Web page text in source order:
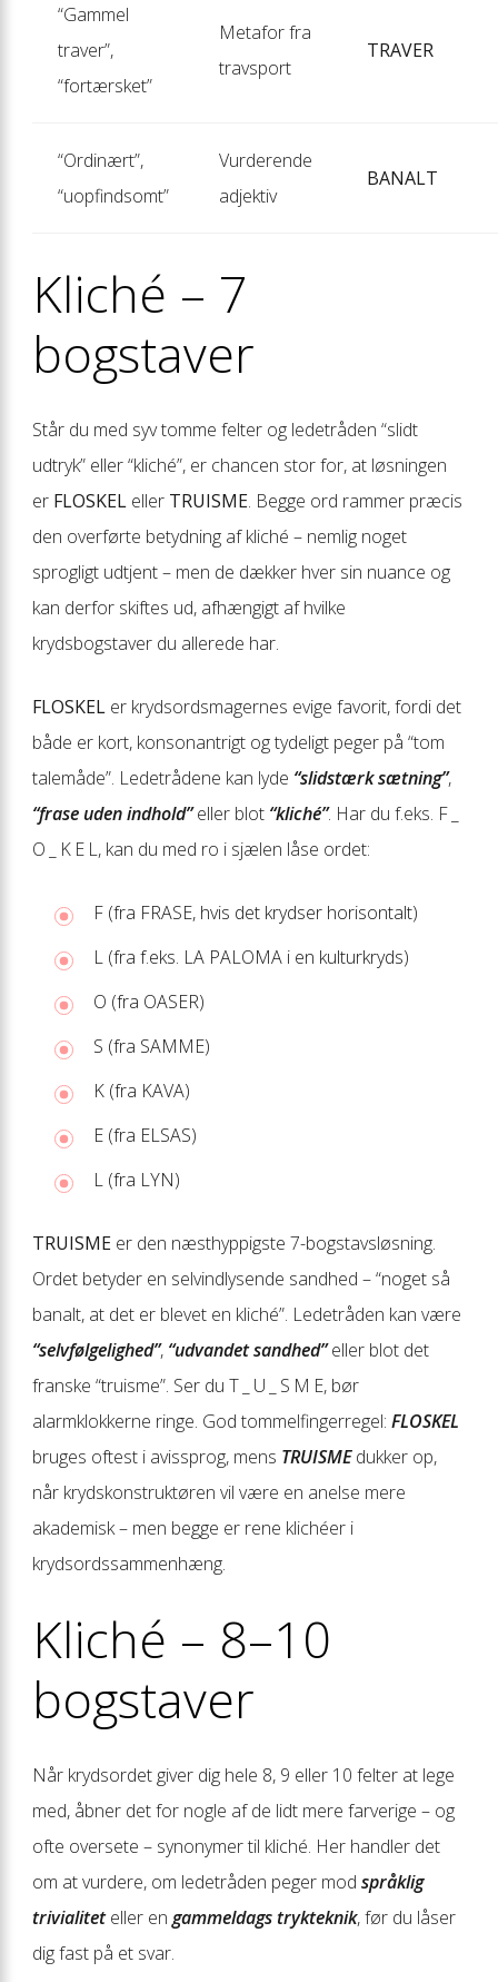
“Gammel
traver”,
“fortærsket”
Metafor fra
travsport
TRAVER
“Ordinært”,
“uopfindsomt”
Vurderende
adjektiv
BANALT
Kliché – 7
bogstaver
Står du med syv tomme felter og ledetråden “slidt
udtryk” eller “kliché”, er chancen stor for, at løsningen
er FLOSKEL eller TRUISME. Begge ord rammer præcis
den overførte betydning af kliché – nemlig noget
sprogligt udtjent – men de dækker hver sin nuance og
kan derfor skiftes ud, afhængigt af hvilke
krydsbogstaver du allerede har.
FLOSKEL er krydsordsmagernes evige favorit, fordi det
både er kort, konsonantrigt og tydeligt peger på “tom
talemåde”. Ledetrådene kan lyde “slidstærk sætning”,
“frase uden indhold”eller blot “kliché”. Har du f.eks. F _
O _ K E L, kan du med ro i sjælen låse ordet:
F (fra FRASE, hvis det krydser horisontalt)
L (fra f.eks. LA PALOMA i en kulturkryds)
O (fra OASER)
S (fra SAMME)
K (fra KAVA)
E (fra ELSAS)
L (fra LYN)
TRUISME er den næsthyppigste 7-bogstavsløsning.
Ordet betyder en selvindlysende sandhed – “noget så
banalt, at det er blevet en kliché”. Ledetråden kan være
“selvfølgelighed”, “udvandet sandhed”eller blot det
franske “truisme”. Ser du T _ U _ S M E, bør
alarmklokkerne ringe. God tommelfingerregel: FLOSKEL
bruges oftest i avissprog, mens TRUISMEdukker op,
når krydskonstruktøren vil være en anelse mere
akademisk – men begge er rene klichéer i
krydsordssammenhæng.
Kliché – 8–10
bogstaver
Når krydsordet giver dig hele 8, 9 eller 10 felter at lege
med, åbner det for nogle af de lidt mere farverige – og
ofte oversete – synonymer til kliché. Her handler det
om at vurdere, om ledetråden peger mod språklig
trivialiteteller en gammeldags trykteknik, før du låser
dig fast på et svar.